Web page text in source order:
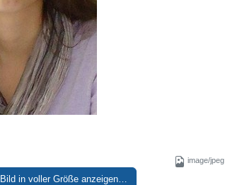
image/jpeg
Bild in voller Größe anzeigen…